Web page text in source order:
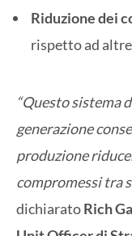
Riduzione dei
rispetto ad
“Questo sistema
generazione
produzione
compromessi tra
dichiaratoRich